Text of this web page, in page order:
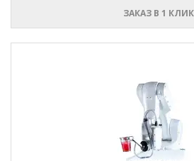
ЗАКАЗ В 1 КЛИК